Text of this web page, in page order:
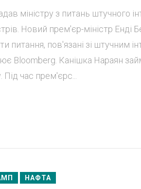
міністру з питань штучного
Новий прем'єр-міністр Енді
питання, пов'язані зі штучним
Bloomberg. Канішка Нараян
час прем'єрс...
НАФТА